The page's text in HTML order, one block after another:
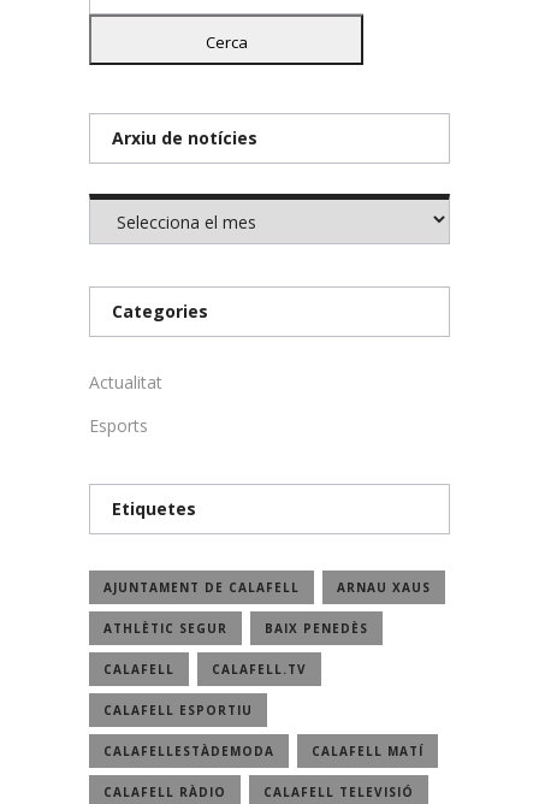
Arxiu de notícies
de
Categories
Actualitat
Esports
Etiquetes
AJUNTAMENT DE CALAFELL ARNAU XAUS
ATHLÈTIC SEGUR BAIX PENEDÈS
CALAFELL CALAFELL.TV
CALAFELL ESPORTIU
CALAFELLESTÀDEMODA CALAFELL MATÍ
CALAFELL RÀDIO CALAFELL TELEVISIÓ